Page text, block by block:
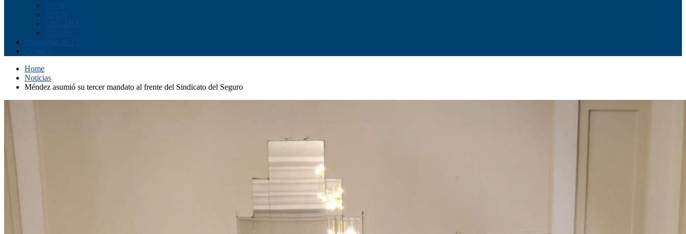
UOM
UPCN
URGARA
OTRAS
Programas de TV
Contacto
Home
Noticias
Méndez asumió su tercer mandato al frente del Sindicato del Seguro